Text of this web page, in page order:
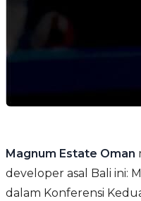
Magnum Estate Oman
developer asal Bali ini:
dalam Konferensi